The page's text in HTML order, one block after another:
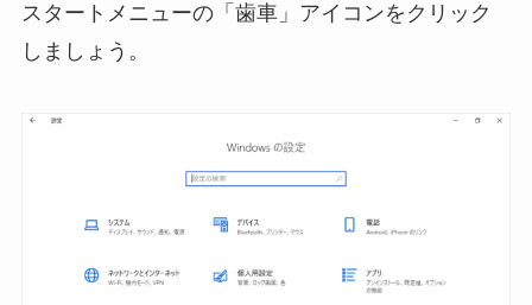
スタートメニューの「歯車」アイコンをクリック
しましょう。